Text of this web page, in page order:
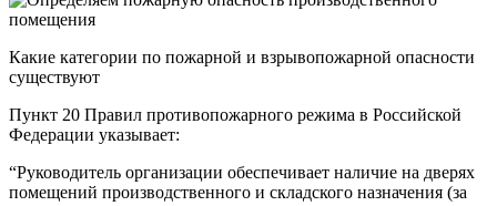
Какие категории по пожарной и взрывопожарной опасности
существуют
Пункт 20 Правил противопожарного режима в Российской
Федерации указывает:
“Руководитель организации обеспечивает наличие на дверях
помещений производственного и складского назначения (за